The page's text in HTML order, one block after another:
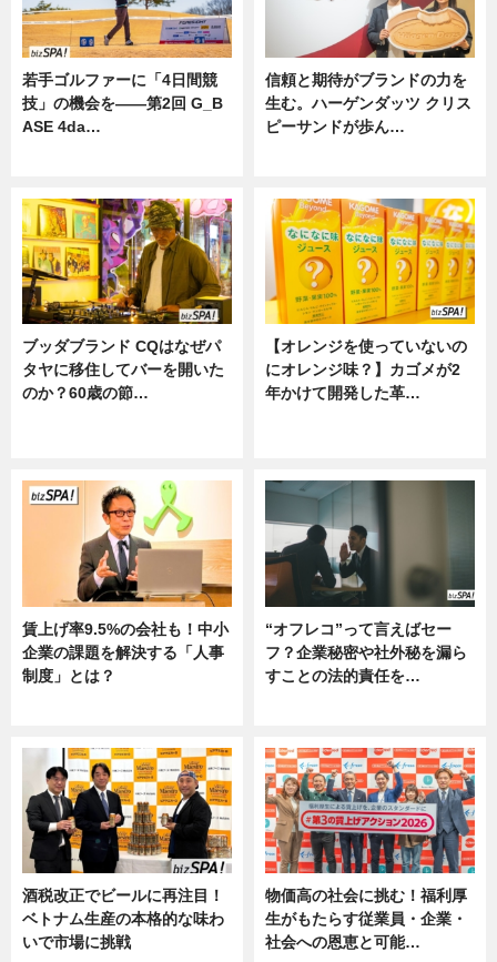
若手ゴルファーに「4日間競
技」の機会を——第2回 G_B
ASE 4da…
信頼と期待がブランドの力を
生む。ハーゲンダッツ クリス
ピーサンドが歩ん…
ブッダブランド CQはなぜパ
タヤに移住してバーを開いた
のか？60歳の節…
【オレンジを使っていないの
にオレンジ味？】カゴメが2
年かけて開発した革…
賃上げ率9.5%の会社も！中小
企業の課題を解決する「人事
制度」とは？
“オフレコ”って言えばセー
フ？企業秘密や社外秘を漏ら
すことの法的責任を…
酒税改正でビールに再注目！
ベトナム生産の本格的な味わ
いで市場に挑戦
物価高の社会に挑む！福利厚
生がもたらす従業員・企業・
社会への恩恵と可能…